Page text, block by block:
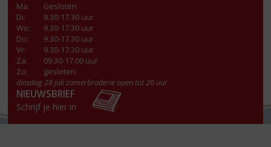
Ma:
Gesloten
Di:
9.30-17.30 uur
Wo:
9.30-17.30 uur
Do:
9.30-17.30 uur
Vr:
9.30-17.30 uur
Za:
09.30-17.00 uur
Zo:
gesloten
dinsdag 28 juli zomerbraderie open tot 20 uur
NIEUWSBRIEF
Schrijf je hier in